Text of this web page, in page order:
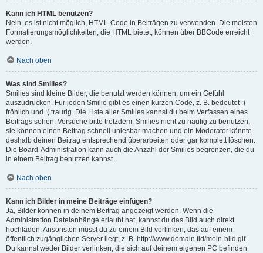
Kann ich HTML benutzen?
Nein, es ist nicht möglich, HTML-Code in Beiträgen zu verwenden. Die meisten
Formatierungsmöglichkeiten, die HTML bietet, können über BBCode erreicht
werden.
Nach oben
Was sind Smilies?
Smilies sind kleine Bilder, die benutzt werden können, um ein Gefühl
auszudrücken. Für jeden Smilie gibt es einen kurzen Code, z. B. bedeutet :)
fröhlich und :( traurig. Die Liste aller Smilies kannst du beim Verfassen eines
Beitrags sehen. Versuche bitte trotzdem, Smilies nicht zu häufig zu benutzen,
sie können einen Beitrag schnell unlesbar machen und ein Moderator könnte
deshalb deinen Beitrag entsprechend überarbeiten oder gar komplett löschen.
Die Board-Administration kann auch die Anzahl der Smilies begrenzen, die du
in einem Beitrag benutzen kannst.
Nach oben
Kann ich Bilder in meine Beiträge einfügen?
Ja, Bilder können in deinem Beitrag angezeigt werden. Wenn die
Administration Dateianhänge erlaubt hat, kannst du das Bild auch direkt
hochladen. Ansonsten musst du zu einem Bild verlinken, das auf einem
öffentlich zugänglichen Server liegt, z. B. http://www.domain.tld/mein-bild.gif.
Du kannst weder Bilder verlinken, die sich auf deinem eigenen PC befinden